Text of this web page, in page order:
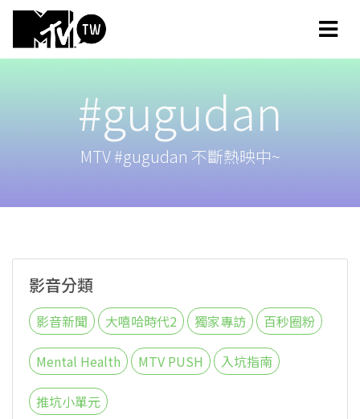
#gugudan
MTV #gugudan 不斷熱映中~
影音分類
影音新聞 大嘻哈時代2 獨家專訪 百秒圈粉
Mental Health MTV PUSH 入坑指南
推坑小單元